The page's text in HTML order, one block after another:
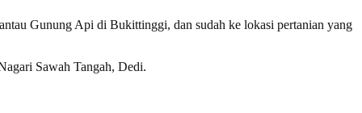
Gunung Api di Bukittinggi, dan sudah ke lokasi pertanian yang
Sawah Tangah, Dedi.